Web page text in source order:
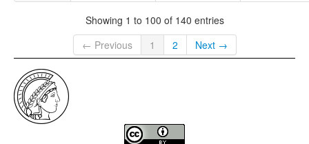
Showing 1 to 100 of 140 entries
← Previous
1 2 Next →